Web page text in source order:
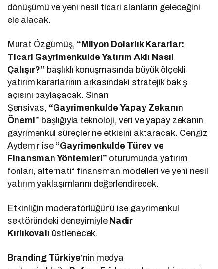
dönüşümü ve yeni nesil ticari alanların geleceğini
ele alacak.
Murat Özgümüş, “Milyon Dolarlık Kararlar:
Ticari Gayrimenkulde Yatırım Aklı Nasıl
Çalışır?” başlıklı konuşmasında büyük ölçekli
yatırım kararlarının arkasındaki stratejik bakış
açısını paylaşacak. Sinan
Şensivas, “Gayrimenkulde Yapay Zekanın
Önemi” başlığıyla teknoloji, veri ve yapay zekanın
gayrimenkul süreçlerine etkisini aktaracak. Cengiz
Aydemir ise “Gayrimenkulde Türev ve
Finansman Yöntemleri” oturumunda yatırım
fonları, alternatif finansman modelleri ve yeni nesil
yatırım yaklaşımlarını değerlendirecek.
Etkinliğin moderatörlüğünü ise gayrimenkul
sektöründeki deneyimiyle Nadir
Kırlıkovalı üstlenecek.
Branding Türkiye‘nin medya